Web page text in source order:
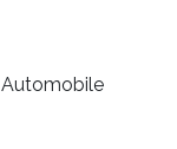
Automobile